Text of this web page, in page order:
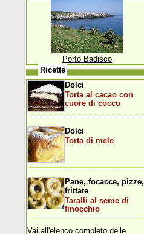
Porto Badisco
Ricette
Dolci
Torta al cacao con
cuore di cocco
Dolci
Torta di mele
Pane, focacce, pizze,
frittate
Taralli al seme di
finocchio
Vai all'elenco completo delle